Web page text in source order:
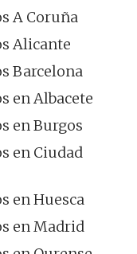
A Coruña
Alicante
Barcelona
en Albacete
en Burgos
en Ciudad
en Huesca
en Madrid